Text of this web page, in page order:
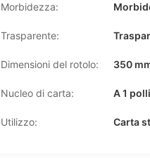
Morbidezza:
Trasparente:
Dimensioni del rotolo: 350
Nucleo di carta: A 1
Utilizzo: Carta